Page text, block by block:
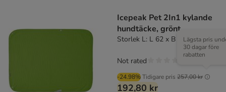
Icepeak Pet 2In1 kylande
hundtäcke, grönt
Storlek L: L 62 x B 84 cm
-24.98%Tidigare pris 257,00 kr
Lägsta pris
30 dagar före
rabatten
192,80 kr
Not rated